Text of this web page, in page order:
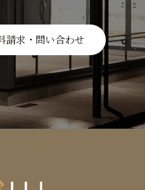
請求・問い合わせ